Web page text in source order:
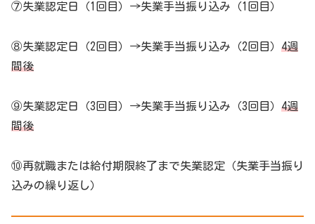
⑦失業認定日（1回目）→失業手当振り込み（1回目）
⑧失業認定日（2回目）→失業手当振り込み（2回目） 4週
間後
⑨失業認定日（3回目）→失業手当振り込み（3回目） 4週
間後
⑩再就職または給付期限終了まで失業認定（失業手当振り
込みの繰り返し）